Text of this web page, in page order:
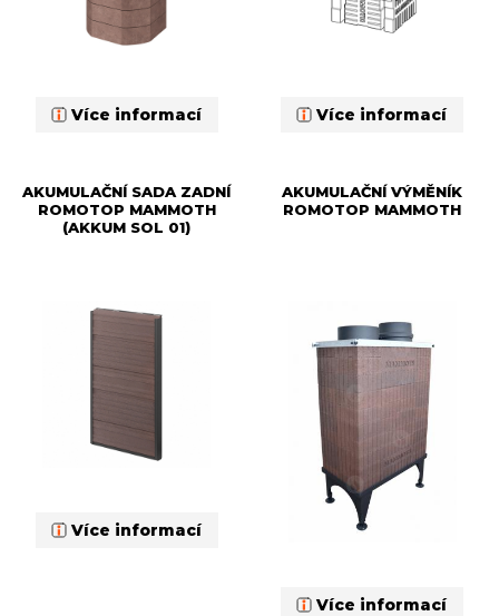
Více informací Více informací
AKUMULAČNÍ SADA ZADNÍ
ROMOTOP MAMMOTH
(AKKUM SOL 01)
Více informací
AKUMULAČNÍ VÝMĚNÍK
ROMOTOP MAMMOTH
Více informací